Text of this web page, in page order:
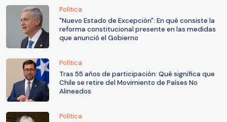
Política
"Nuevo Estado de Excepción": En qué consiste la
reforma constitucional presente en las medidas
que anunció el Gobierno
Política
Tras 55 años de participación: Qué significa que
Chile se retire del Movimiento de Países No
Alineados
Política